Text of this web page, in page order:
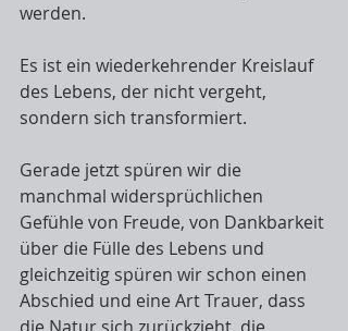
werden.
Es ist ein wiederkehrender Kreislauf
des Lebens, der nicht vergeht,
sondern sich transformiert.
Gerade jetzt spüren wir die
manchmal widersprüchlichen
Gefühle von Freude, von Dankbarkeit
über die Fülle des Lebens und
gleichzeitig spüren wir schon einen
Abschied und eine Art Trauer, dass